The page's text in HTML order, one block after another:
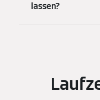
lassen?